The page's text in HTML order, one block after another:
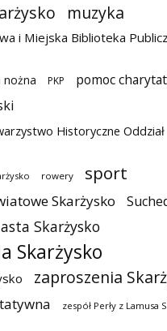
muzyka
i Miejska Biblioteka
nożna PKP
pomoc
Historyczne Oddział
rowery sport
Skarżysko
Skarżysko
Skarżysko
zaproszenia
zespół Perły z Lamusa